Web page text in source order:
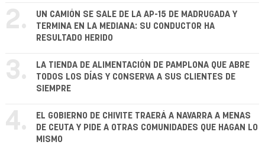
2.
UN CAMIÓN SE SALE DE LA AP-15 DE MADRUGADA Y
TERMINA EN LA MEDIANA: SU CONDUCTOR HA
RESULTADO HERIDO
3.
LA TIENDA DE ALIMENTACIÓN DE PAMPLONA QUE ABRE
TODOS LOS DÍAS Y CONSERVA A SUS CLIENTES DE
SIEMPRE
4.
EL GOBIERNO DE CHIVITE TRAERÁ A NAVARRA A MENAS
DE CEUTA Y PIDE A OTRAS COMUNIDADES QUE HAGAN LO
MISMO